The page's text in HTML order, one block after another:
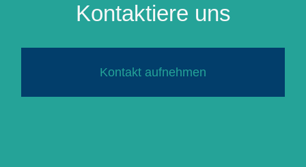
Kontaktiere uns
Kontakt aufnehmen